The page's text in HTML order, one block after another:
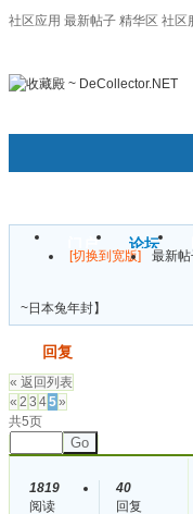
社区应用 最新帖子 精华区 社区
门户 论坛
[切换到宽版] 最新
~日本兔年封】
回复
« 返回列表
« 2 3 45»
共5页
Go
1819
阅读
40
回复